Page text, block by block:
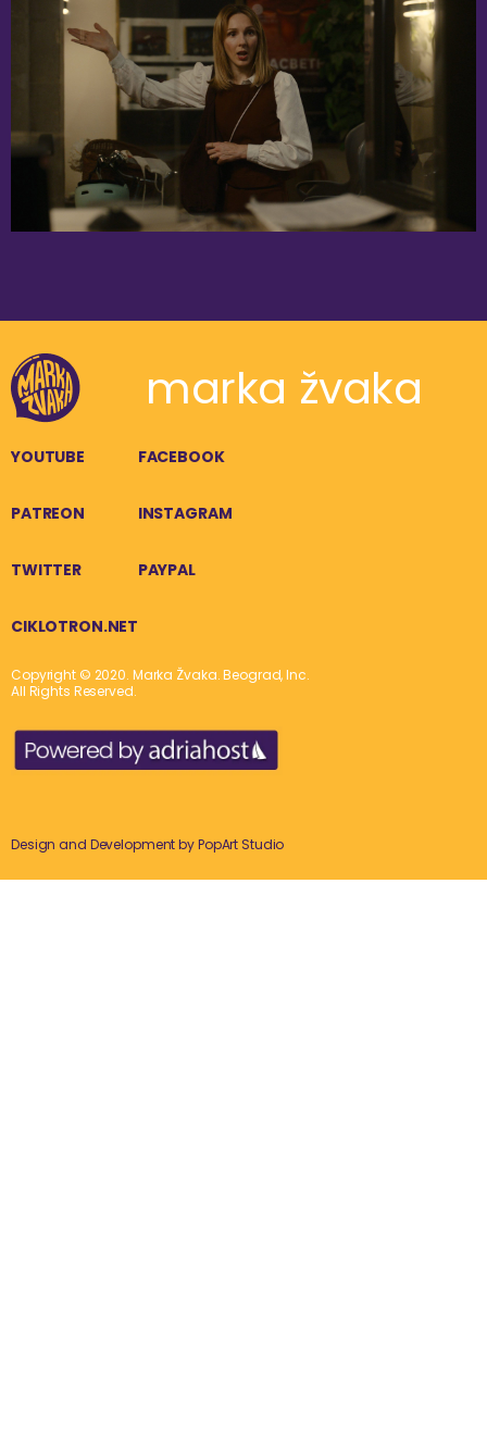
marka žvaka
YOUTUBE FACEBOOK
PATREON INSTAGRAM
TWITTER PAYPAL
CIKLOTRON.NET
Copyright © 2020. Marka Žvaka. Beograd, Inc.
All Rights Reserved.
Design and Development byPopArt Studio